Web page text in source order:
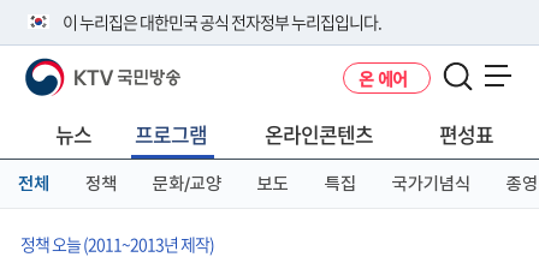
이 누리집은 대한민국 공식 전자정부 누리집입니다.
공식 누리집 주소 확인하기
니다.
이밖에 or.kr 또는 .kr등 다른 도메인 주소를 사용하고 있다면 아래 URL에
서 도메인 주소를 확인해 보세요
KTV 국민방송 온 에어
뉴스 프로그램 온라인콘텐츠 편성표
전체 정책 문화/교양 보도 특집 국가기념식 종영
정책 오늘 (2011~2013년 제작)